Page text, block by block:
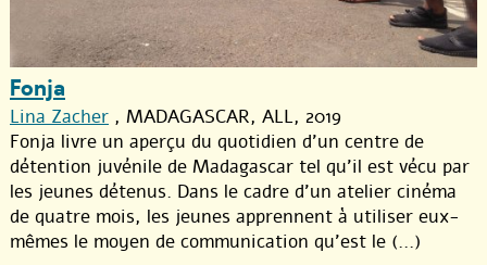
Fonja
Lina Zacher , MADAGASCAR, ALL, 2019
Fonja livre un aperçu du quotidien d’un centre de
détention juvénile de Madagascar tel qu’il est vécu par
les jeunes détenus. Dans le cadre d’un atelier cinéma
de quatre mois, les jeunes apprennent à utiliser eux-
mêmes le moyen de communication qu’est le (...)